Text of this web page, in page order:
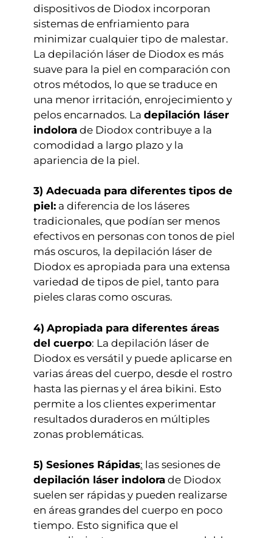
dispositivos de Diodox incorporan
sistemas de enfriamiento para
minimizar cualquier tipo de malestar.
La depilación láser de Diodox es más
suave para la piel en comparación con
otros métodos, lo que se traduce en
una menor irritación, enrojecimiento y
pelos encarnados. La depilación láser
indolora de Diodox contribuye a la
comodidad a largo plazo y la
apariencia de la piel.
3) Adecuada para diferentes tipos de
piel: a diferencia de los láseres
tradicionales, que podían ser menos
efectivos en personas con tonos de piel
más oscuros, la depilación láser de
Diodox es apropiada para una extensa
variedad de tipos de piel, tanto para
pieles claras como oscuras.
4) Apropiada para diferentes áreas
del cuerpo: La depilación láser de
Diodox es versátil y puede aplicarse en
varias áreas del cuerpo, desde el rostro
hasta las piernas y el área bikini. Esto
permite a los clientes experimentar
resultados duraderos en múltiples
zonas problemáticas.
5) Sesiones Rápidas: las sesiones de
depilación láser indolora de Diodox
suelen ser rápidas y pueden realizarse
en áreas grandes del cuerpo en poco
tiempo. Esto significa que el